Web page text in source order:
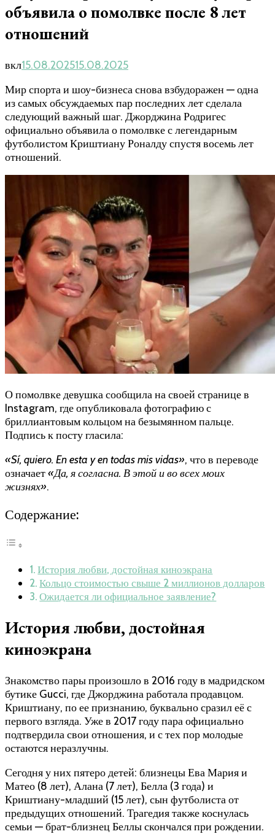
объявила о помолвке после 8 лет
отношений
вкл15.08.202515.08.2025
Мир спорта и шоу-бизнеса снова взбудоражен — одна
из самых обсуждаемых пар последних лет сделала
следующий важный шаг. Джорджина Родригес
официально объявила о помолвке с легендарным
футболистом Криштиану Роналду спустя восемь лет
отношений.
О помолвке девушка сообщила на своей странице в
Instagram, где опубликовала фотографию с
бриллиантовым кольцом на безымянном пальце.
Подпись к посту гласила:
«Sí, quiero. En esta y en todas mis vidas», что в переводе
означает«Да, я согласна. В этой и во всех моих
жизнях».
Содержание:
История любви, достойная киноэкрана
Кольцо стоимостью свыше 2 миллионов долларов
Ожидается ли официальное заявление?
История любви, достойная
киноэкрана
Знакомство пары произошло в 2016 году в мадридском
бутике Gucci, где Джорджина работала продавцом.
Криштиану, по ее признанию, буквально сразил её с
первого взгляда. Уже в 2017 году пара официально
подтвердила свои отношения, и с тех пор молодые
остаются неразлучны.
Сегодня у них пятеро детей: близнецы Ева Мария и
Матео (8 лет), Алана (7 лет), Белла (3 года) и
Криштиану-младший (15 лет), сын футболиста от
предыдущих отношений. Трагедия также коснулась
семьи — брат-близнец Беллы скончался при рождении.